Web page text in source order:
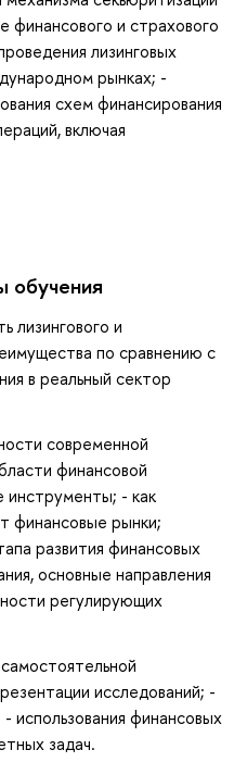
финансового и страхового
лизинговых
рынках; -
схем финансирования
включая
обучения
лизингового и
по сравнению с
в реальный сектор
современной
финансовой
инструменты; - как
финансовые рынки;
развития финансовых
основные направления
регулирующих
исследований; -
использования финансовых
задач.